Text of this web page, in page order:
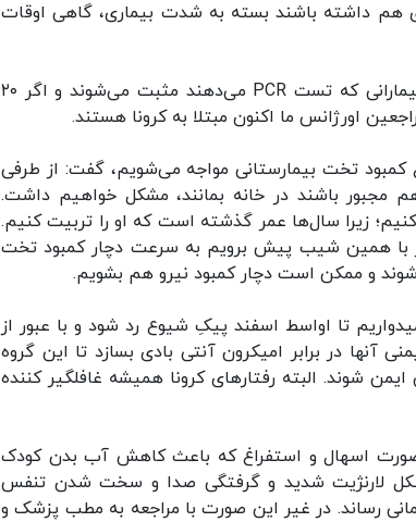
زمینه‌ای هم داشته باشند بسته به شدت بیماری، گاهی اوقات
رئیس بیمارستان کودکان علی‌اصغر(ع)، بیان کرد: حدود ۶۰ درصد بیمارانی که تست PCR می‌دهند مثبت می‌شوند و اگر ۲۰
کمبود تخت بیمارستانی مواجه می‌شویم، گفت: از طرفی
به کرونا مبتلا می‌شوند و اگر هر کدام ۵ تا ۷ روز هم مجبور باشند در خانه بمانند، مشکل خواهیم داشت.
زیرا سال‌ها عمر گذشته است که او را تربیت کنیم.
با همین شیب پیش برویم به سرعت دچار کمبود تخت
و ممکن است دچار کمبود نیرو هم بشویم.
تا اواسط اسفند پیک‌ِ شیوع رد شود و با عبور از
در برابر امیکرون آنتی بادی بسازد تا این گروه
شوند. البته رفتارهای کرونا همیشه غافلگیر کننده
صورت اسهال و استفراغ که باعث کاهش آب بدن کودک
لارنژیت شدید و گرفتگی صدا و سخت شدن تنفس
رساند. در غیر این صورت با مراجعه به مطب پزشک و